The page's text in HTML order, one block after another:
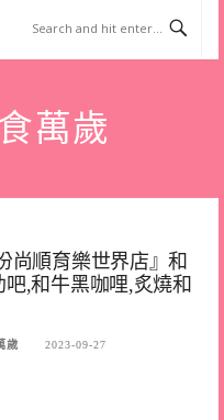
萬歲
尚順育樂世界店』和
,和牛黑咖哩,炙燒和
歲 2023-09-27